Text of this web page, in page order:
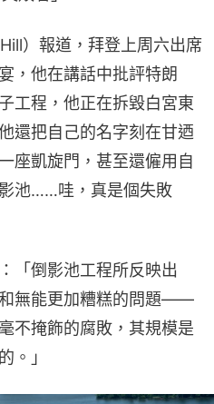
）報道，拜登上周六出席
，他在講話中批評特朗
工程，他正在拆毀白宮東
還把自己的名字刻在甘迺
座凱旋門，甚至還僱用自
池……哇，真是個失敗
「倒影池工程所反映出
無能更加糟糕的問題——
不掩飾的腐敗，其規模是
。」